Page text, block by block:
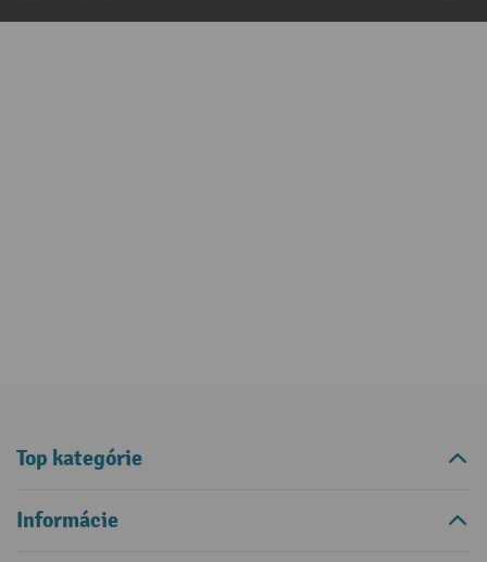
Top kategórie
Informácie